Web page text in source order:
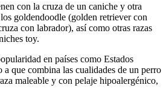
con la cruza de un caniche y otra
goldendoodle (golden retriever con
con labrador), así como otras razas
toy.
en países como Estados
que combina las cualidades de un perro
maleable y con pelaje hipoalergénico,